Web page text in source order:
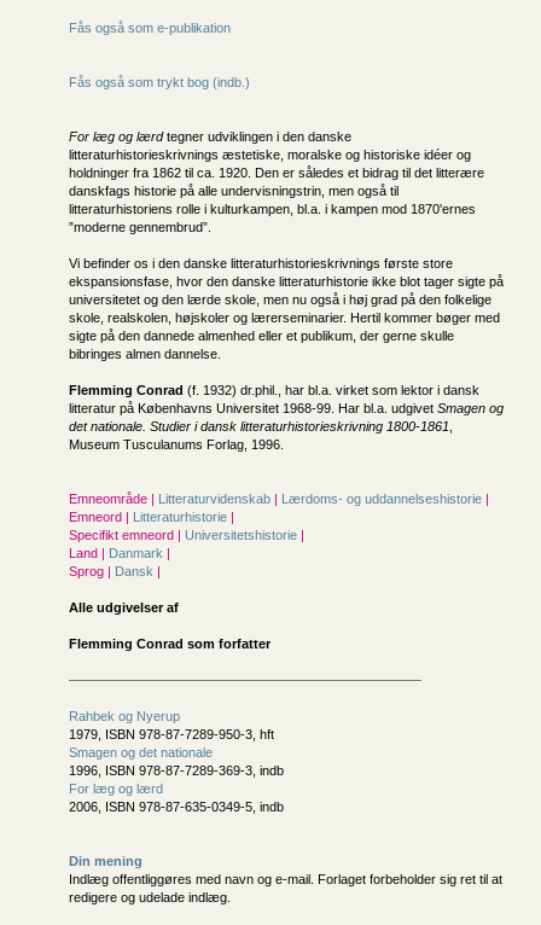
Fås også som e-publikation
Fås også som trykt bog (indb.)
For læg og lærdtegner udviklingen i den danske
litteraturhistorieskrivnings æstetiske, moralske og historiske idéer og
holdninger fra 1862 til ca. 1920. Den er således et bidrag til det litterære
danskfags historie på alle undervisningstrin, men også til
litteraturhistoriens rolle i kulturkampen, bl.a. i kampen mod 1870'ernes
”moderne gennembrud”.
Vi befinder os i den danske litteraturhistorieskrivnings første store
ekspansionsfase, hvor den danske litteraturhistorie ikke blot tager sigte på
universitetet og den lærde skole, men nu også i høj grad på den folkelige
skole, realskolen, højskoler og lærerseminarier. Hertil kommer bøger med
sigte på den dannede almenhed eller et publikum, der gerne skulle
bibringes almen dannelse.
Flemming Conrad (f. 1932) dr.phil., har bl.a. virket som lektor i dansk
litteratur på Københavns Universitet 1968-99. Har bl.a. udgivet Smagen og
det nationale. Studier i dansk litteraturhistorieskrivning 1800-1861
Museum Tusculanums Forlag, 1996.
Emneområde | Litteraturvidenskab | Lærdoms- og uddannelseshistorie |
Emneord | Litteraturhistorie |
Specifikt emneord | Universitetshistorie |
Land | Danmark |
Sprog | Dansk |
Alle udgivelser af
Flemming Conrad som forfatter
Rahbek og Nyerup
1979, ISBN 978-87-7289-950-3, hft
Smagen og det nationale
1996, ISBN 978-87-7289-369-3, indb
For læg og lærd
2006, ISBN 978-87-635-0349-5, indb
Din mening
Indlæg offentliggøres med navn og e-mail. Forlaget forbeholder sig ret til at
redigere og udelade indlæg.